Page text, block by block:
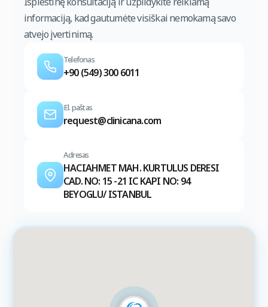
informaciją, kad gautumėte visiškai nemokamą savo
atvejo įvertinimą.
Telefonas
+90 (549) 300 6011
El. paštas
request@clinicana.com
Adresas
HACIAHMET MAH. KURTULUS DERESI
CAD. NO: 15 -21 IC KAPI NO: 94
BEYOGLU/ ISTANBUL